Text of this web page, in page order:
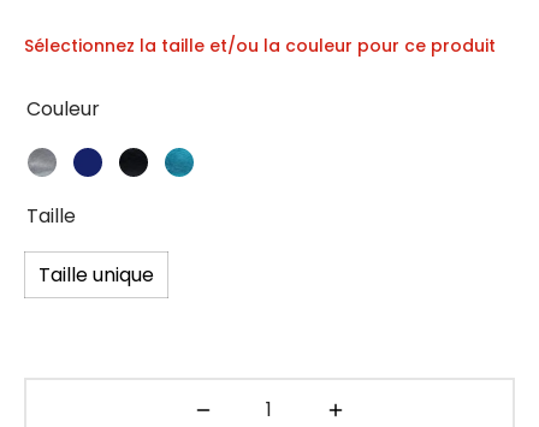
Sélectionnez la taille et/ou la couleur pour ce produit
Couleur
Taille
Taille unique